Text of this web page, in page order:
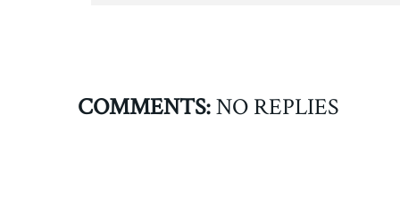
COMMENTS:NO REPLIES